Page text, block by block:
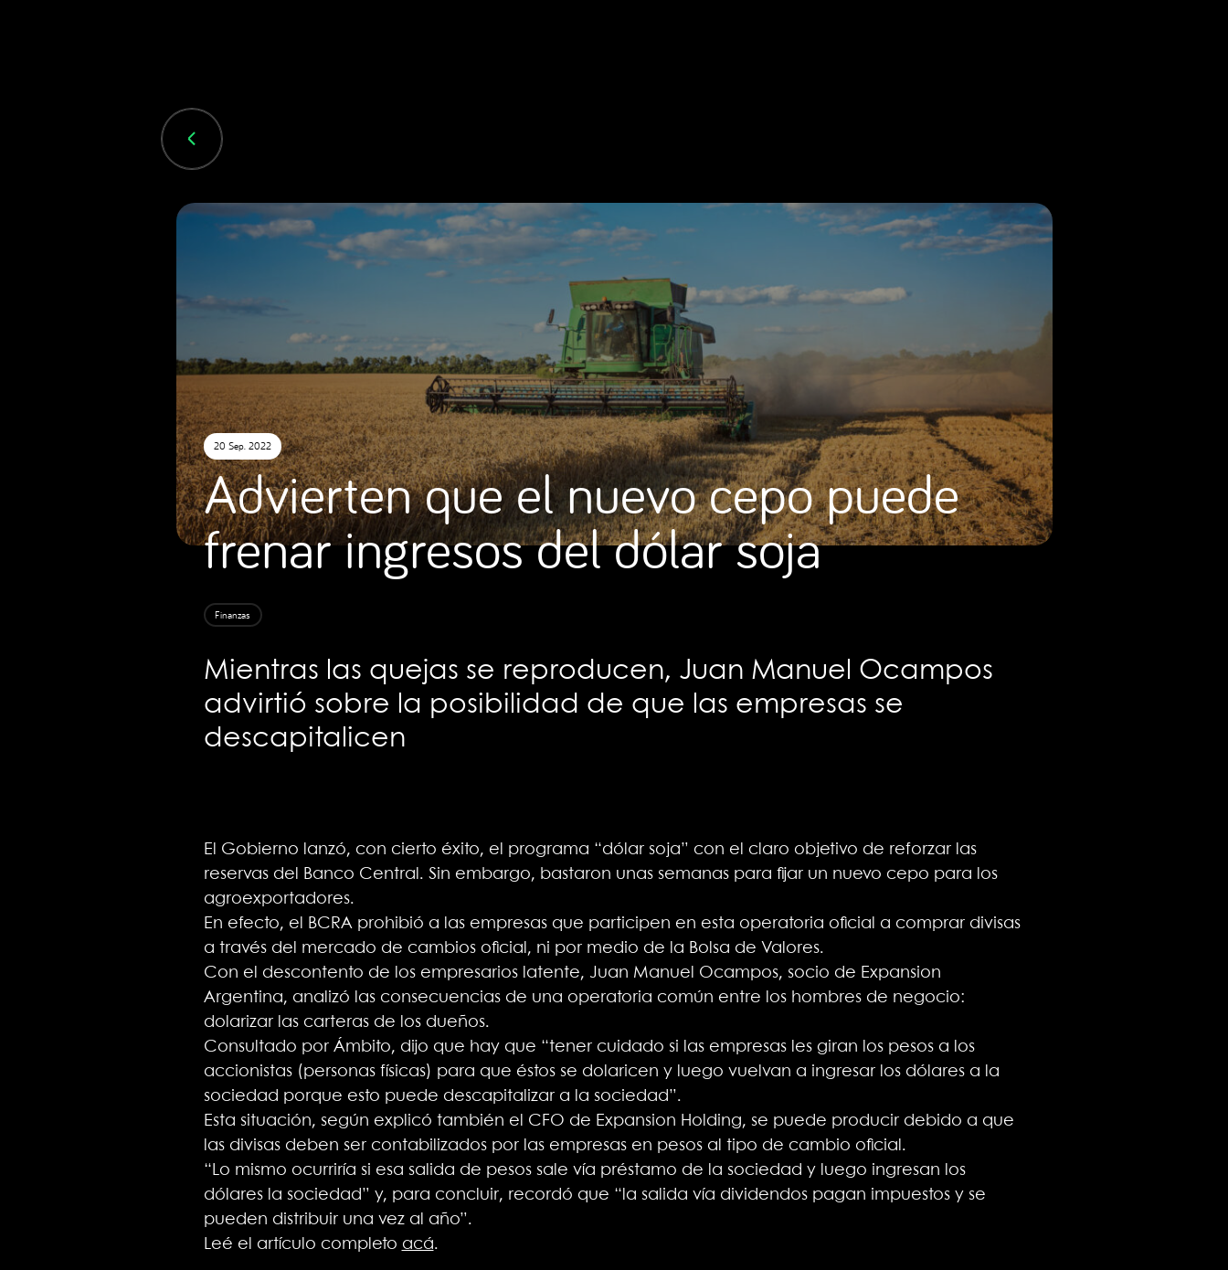
20 Sep. 2022
Advierten que el nuevo cepo puede
frenar ingresos del dólar soja
Finanzas
Mientras las quejas se reproducen, Juan Manuel Ocampos
advirtió sobre la posibilidad de que las empresas se
descapitalicen
El Gobierno lanzó, con cierto éxito, el programa “dólar soja” con el claro objetivo de reforzar las
reservas del Banco Central. Sin embargo, bastaron unas semanas para fijar un nuevo cepo para los
agroexportadores.
En efecto, el BCRA prohibió a las empresas que participen en esta operatoria oficial a comprar divisas
a través del mercado de cambios oficial, ni por medio de la Bolsa de Valores.
Con el descontento de los empresarios latente, Juan Manuel Ocampos, socio de Expansion
Argentina, analizó las consecuencias de una operatoria común entre los hombres de negocio:
dolarizar las carteras de los dueños.
Consultado por Ámbito, dijo que hay que “tener cuidado si las empresas les giran los pesos a los
accionistas (personas físicas) para que éstos se dolaricen y luego vuelvan a ingresar los dólares a la
sociedad porque esto puede descapitalizar a la sociedad”.
Esta situación, según explicó también el CFO de Expansion Holding, se puede producir debido a que
las divisas deben ser contabilizados por las empresas en pesos al tipo de cambio oficial.
“Lo mismo ocurriría si esa salida de pesos sale vía préstamo de la sociedad y luego ingresan los
dólares la sociedad” y, para concluir, recordó que “la salida vía dividendos pagan impuestos y se
pueden distribuir una vez al año”.
Leé el artículo completo acá.